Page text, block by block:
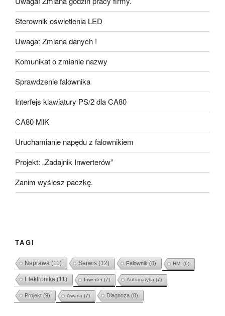
Sterownik oświetlenia LED
Uwaga: Zmiana danych !
Komunikat o zmianie nazwy
Sprawdzenie falownika
Interfejs klawiatury PS/2 dla CA80
CA80 MIK
Uruchamianie napędu z falownikiem
Projekt: „Zadajnik Inwerterów”
Zanim wyślesz paczkę.
TAGI
Naprawa (11) Serwis (12) Falownik (8) HMI (6)
Elektronika (11) Inwerter(7) Automatyka (7)
Projekt (9) Awaria (7) Diagnoza (8)